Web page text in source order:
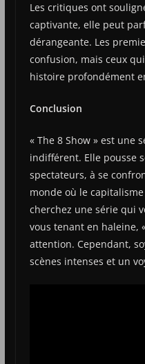
Les critiques ont
captivante, elle peut
dérangeante. Les
confusion, mais ceux
histoire profondément
Conclusion
« The 8 Show » est une
indifférent. Elle pousse
spectateurs, à se
monde où le
cherchez une série qui
vous tenant en haleine,
attention. Cependant,
scènes intenses et un